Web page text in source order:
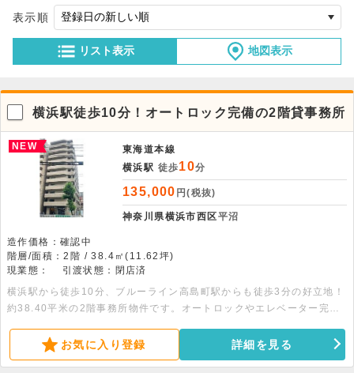
リスト表示 地図表示
表示順
横浜駅徒歩10分！オートロック完備の2階貸事務所
NEW
東海道本線
横浜駅 徒歩10分
135,000 円(税抜)
神奈川県横浜市西区平沼
造作価格：確認中
階層/面積：2階 / 38.4㎡(11.62坪)
現業態：
引渡状態：閉店済
横浜駅から徒歩10分、ブルーライン高島町駅からも徒歩3分の好立地！
約38.40平米の2階事務所物件です。オートロックやエレベーター完備
おすすめです。お気に入り登録 詳細を見る